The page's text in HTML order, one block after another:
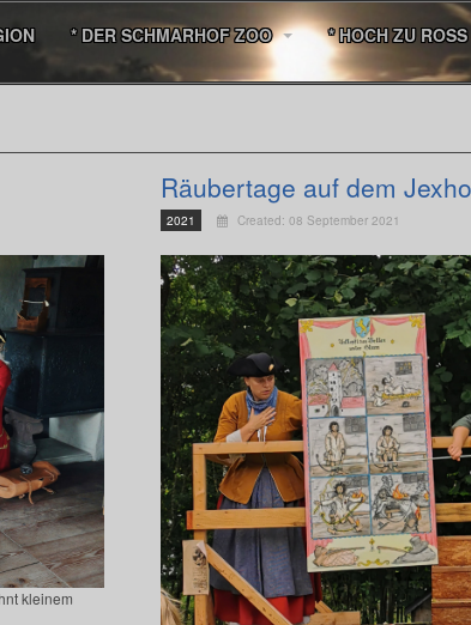
* DER SCHMARHOF ZOO * HOCH ZU ROSS
kleinem
Räubertage auf dem
2021 Created: 08 September 2021